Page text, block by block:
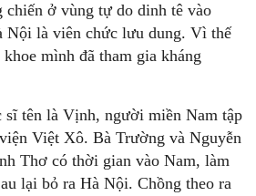
chiến ở vùng tự do dinh tê vào
Nội là viên chức lưu dung. Vì thế
mình đã tham gia kháng
sĩ tên là Vịnh, người miền Nam tập
Việt Xô. Bà Trường và Nguyễn
Thơ có thời gian vào Nam, làm
lại bỏ ra Hà Nội. Chồng theo ra